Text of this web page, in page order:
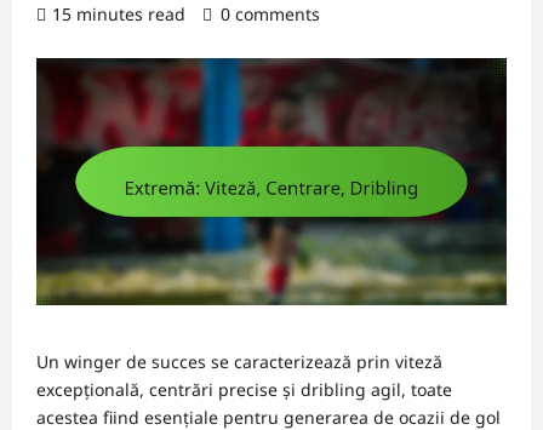
15 minutes read
0 comments
Un winger de succes se caracterizează prin viteză
excepțională, centrări precise și dribling agil, toate
acestea fiind esențiale pentru generarea de ocazii de gol